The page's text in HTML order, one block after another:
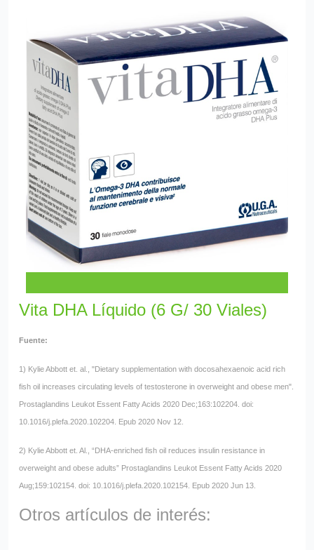
Vita DHA Líquido (6 G/ 30 Viales)
Fuente:
1) Kylie Abbott et. al., "Dietary supplementation with docosahexaenoic acid rich
fish oil increases circulating levels of testosterone in overweight and obese men".
Prostaglandins Leukot Essent Fatty Acids 2020 Dec;163:102204. doi:
10.1016/j.plefa.2020.102204. Epub 2020 Nov 12.
2) Kylie Abbott et. Al., “DHA-enriched fish oil reduces insulin resistance in
overweight and obese adults” Prostaglandins Leukot Essent Fatty Acids 2020
Aug;159:102154. doi: 10.1016/j.plefa.2020.102154. Epub 2020 Jun 13.
Otros artículos de interés: